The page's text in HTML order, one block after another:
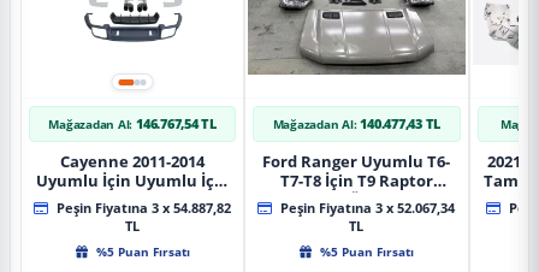
Mağazadan Al: 146.767,54 TL
Cayenne 2011-2014
Uyumlu İçin Uyumlu İçin
2019+ Bagaj Facelift
Parça
Peşin Fiyatına 3 x 54.887,82
TL
%5 Puan Fırsatı
Mağazadan Al: 140.477,43 TL
Ford Ranger Uyumlu T6-
T7-T8 İçin T9 Raptor
Dönüşüm (Ön Arka Full)
Parça
Peşin Fiyatına 3 x 52.067,34
TL
%5 Puan Fırsatı
2021+